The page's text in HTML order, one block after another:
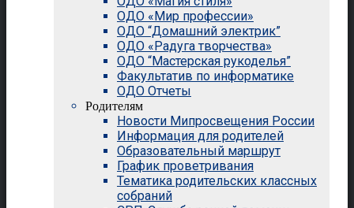
ОДО «Мир профессии»
ОДО “Домашний электрик”
ОДО «Радуга творчества»
ОДО “Мастерская рукоделья”
Факультатив по информатике
ОДО Отчеты
Родителям
Новости Мипросвещения России
Информация для родителей
Образовательный маршрут
График проветривания
Тематика родительских классных
собраний